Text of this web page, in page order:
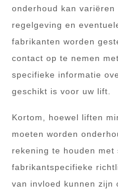
onderhoud kan
regelgeving en
fabrikanten worden
contact op te nemen
specifieke informatie
geschikt is voor uw lift.
Kortom, hoewel liften
moeten worden
rekening te houden met
fabrikantspecifieke
van invloed kunnen zijn